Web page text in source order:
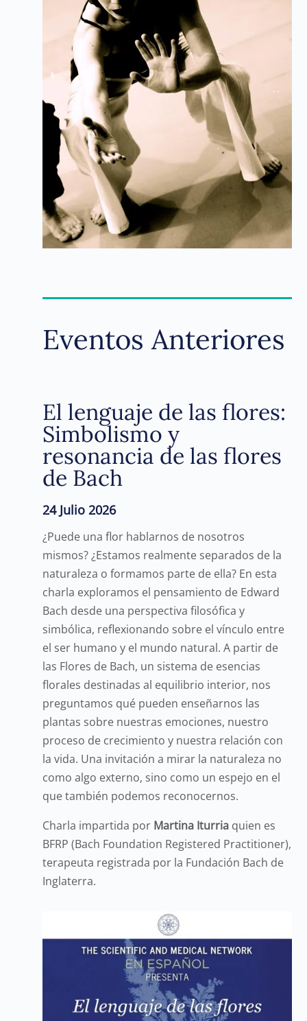
Eventos Anteriores
El lenguaje de las flores:
Simbolismo y
resonancia de las flores
de Bach
24 Julio 2026
¿Puede una flor hablarnos de nosotros
mismos? ¿Estamos realmente separados de la
naturaleza o formamos parte de ella? En esta
charla exploramos el pensamiento de Edward
Bach desde una perspectiva filosófica y
simbólica, reflexionando sobre el vínculo entre
el ser humano y el mundo natural. A partir de
las Flores de Bach, un sistema de esencias
florales destinadas al equilibrio interior, nos
preguntamos qué pueden enseñarnos las
plantas sobre nuestras emociones, nuestro
proceso de crecimiento y nuestra relación con
la vida. Una invitación a mirar la naturaleza no
como algo externo, sino como un espejo en el
que también podemos reconocernos.
Charla impartida por Martina Iturria quien es
BFRP (Bach Foundation Registered Practitioner),
terapeuta registrada por la Fundación Bach de
Inglaterra.